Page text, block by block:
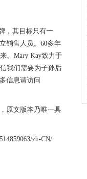
，其目标只有一
销售人员。60多年
。Mary Kay致力于
我们需要为子孙后
信息请访问
原文版本乃唯一具
zh-CN/